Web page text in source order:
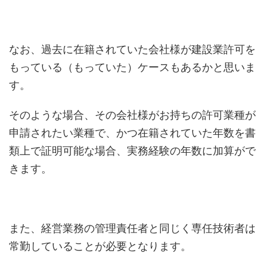
なお、過去に在籍されていた会社様が建設業許可を
もっている（もっていた）ケースもあるかと思いま
す。
そのような場合、その会社様がお持ちの許可業種が
申請されたい業種で、かつ在籍されていた年数を書
類上で証明可能な場合、実務経験の年数に加算がで
きます。
また、経営業務の管理責任者と同じく専任技術者は
常勤していることが必要となります。